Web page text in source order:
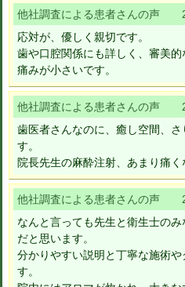
他社調査による患者さんの声
応対が、優しく親切です。
歯や口腔関係にも詳しく、審美的
痛みが小さいです。
他社調査による患者さんの声
歯医者さんなのに、癒し空間、
す。
院長先生の麻酔注射、あまり痛く
他社調査による患者さんの声
なんと言っても先生と衛生士の
だと思います。
分かりやすい説明と丁寧な施術
す。